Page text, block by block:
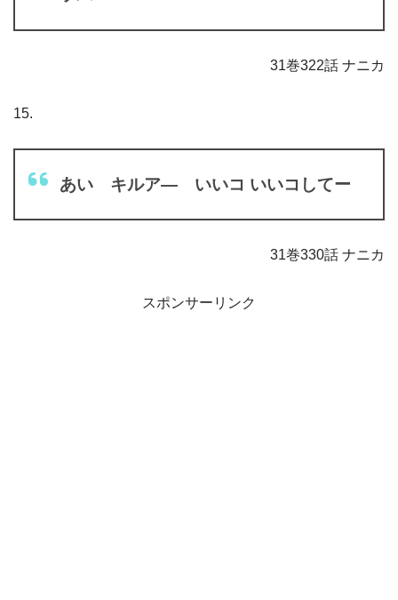
31巻322話 ナニカ
15.
あい キルア― いいコ いいコしてー
31巻330話 ナニカ
スポンサーリンク